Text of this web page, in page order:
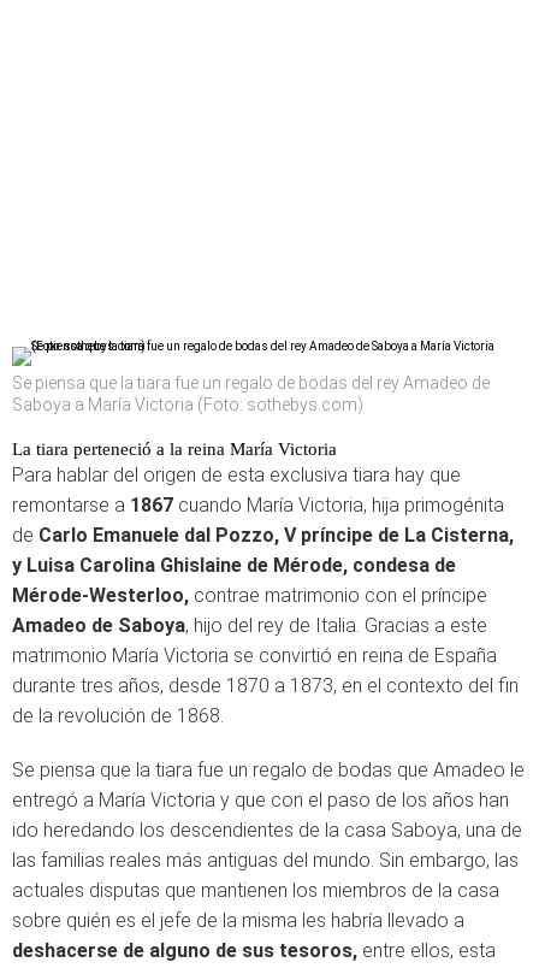
Se piensa que la tiara fue un regalo de bodas del rey Amadeo de
Saboya a María Victoria (Foto: sothebys.com)
La tiara perteneció a la reina María Victoria
Para hablar del origen de esta exclusiva tiara hay que
remontarse a 1867 cuando María Victoria, hija primogénita
de Carlo Emanuele dal Pozzo, V príncipe de La Cisterna,
y Luisa Carolina Ghislaine de Mérode, condesa de
Mérode-Westerloo, contrae matrimonio con el príncipe
Amadeo de Saboya, hijo del rey de Italia. Gracias a este
matrimonio María Victoria se convirtió en reina de España
durante tres años, desde 1870 a 1873, en el contexto del fin
de la revolución de 1868.
Se piensa que la tiara fue un regalo de bodas que Amadeo le
entregó a María Victoria y que con el paso de los años han
ido heredando los descendientes de la casa Saboya, una de
las familias reales más antiguas del mundo. Sin embargo, las
actuales disputas que mantienen los miembros de la casa
sobre quién es el jefe de la misma les habría llevado a
deshacerse de alguno de sus tesoros, entre ellos, esta